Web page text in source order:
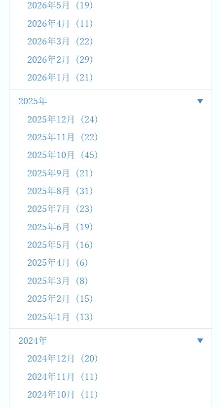
2026年5月 (19)
2026年4月 (11)
2026年3月 (22)
2026年2月 (29)
2026年1月 (21)
2025年
2025年12月 (24)
2025年11月 (22)
2025年10月 (45)
2025年9月 (21)
2025年8月 (31)
2025年7月 (23)
2025年6月 (19)
2025年5月 (16)
2025年4月 (6)
2025年3月 (8)
2025年2月 (15)
2025年1月 (13)
2024年
2024年12月 (20)
2024年11月 (11)
2024年10月 (11)